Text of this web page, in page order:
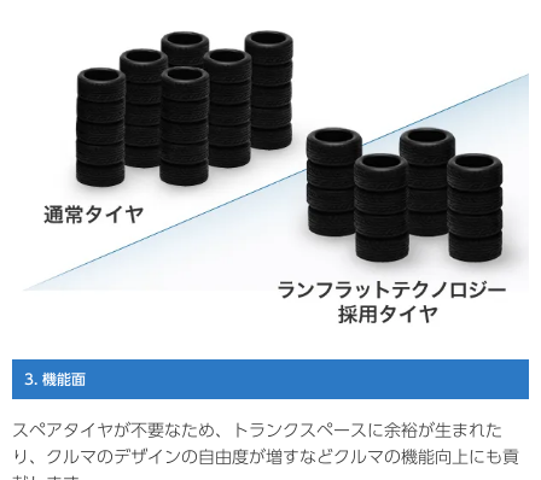
3. 機能面
スペアタイヤが不要なため、トランクスペースに余裕が生まれた
り、クルマのデザインの自由度が増すなどクルマの機能向上にも貢